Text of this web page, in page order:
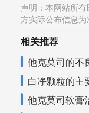
声明：本网站所
方实际公布信息为
相关推荐
他克莫司的不
白净颗粒的主
他克莫司软膏